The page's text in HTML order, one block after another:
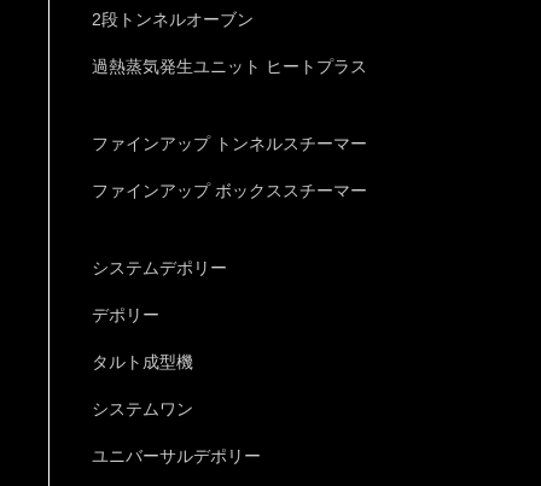
2段トンネルオーブン
過熱蒸気発生ユニット ヒートプラス
ファインアップ トンネルスチーマー
ファインアップ ボックススチーマー
システムデポリー
デポリー
タルト成型機
システムワン
ユニバーサルデポリー